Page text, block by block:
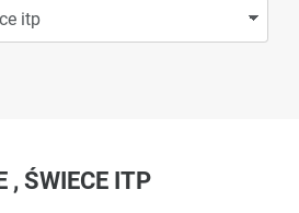
, ŚWIECE ITP